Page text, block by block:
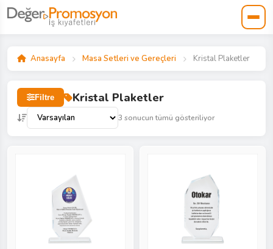
Anasayfa Masa Setleri ve Gereçleri Kristal Plaketler
Filtre Kristal Plaketler
3 sonucun tümü gösteriliyor